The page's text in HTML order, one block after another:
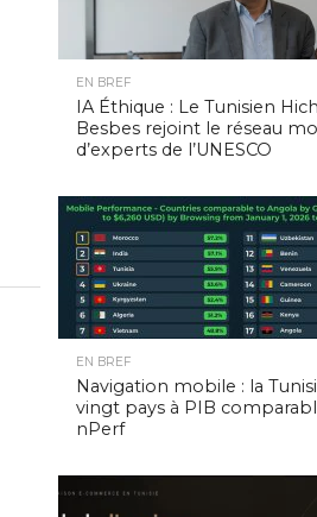
EN BREF
IA Éthique : Le Tunisien
Besbes rejoint le réseau
d’experts de l’UNESCO
EN BREF
Navigation mobile : la
vingt pays à PIB
nPerf